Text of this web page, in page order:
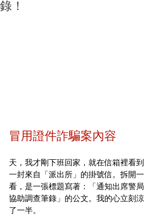
錄！
冒用證件詐騙案內容
天，我才剛下班回家，就在信箱裡看到
一封來自「派出所」的掛號信。拆開一
看，是一張標題寫著：「通知出席警局
協助調查筆錄」的公文。我的心立刻涼
了一半。